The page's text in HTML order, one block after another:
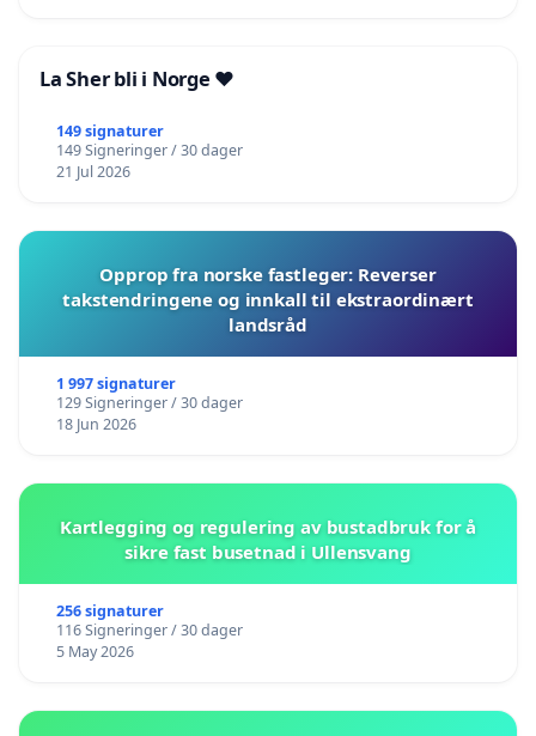
La Sher bli i Norge ❤️
149 signaturer
149 Signeringer / 30 dager
21 Jul 2026
Opprop fra norske fastleger: Reverser
takstendringene og innkall til ekstraordinært
landsråd
1 997 signaturer
129 Signeringer / 30 dager
18 Jun 2026
Kartlegging og regulering av bustadbruk for å
sikre fast busetnad i Ullensvang
256 signaturer
116 Signeringer / 30 dager
5 May 2026